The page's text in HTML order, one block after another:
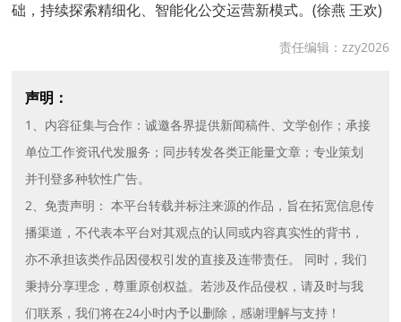
础，持续探索精细化、智能化公交运营新模式。(徐燕 王欢)
责任编辑：zzy2026
声明：
1、内容征集与合作：诚邀各界提供新闻稿件、文学创作；承接
单位工作资讯代发服务；同步转发各类正能量文章；专业策划
并刊登多种软性广告。
2、免责声明： 本平台转载并标注来源的作品，旨在拓宽信息传
播渠道，不代表本平台对其观点的认同或内容真实性的背书，
亦不承担该类作品因侵权引发的直接及连带责任。 同时，我们
秉持分享理念，尊重原创权益。若涉及作品侵权，请及时与我
们联系，我们将在24小时内予以删除，感谢理解与支持！